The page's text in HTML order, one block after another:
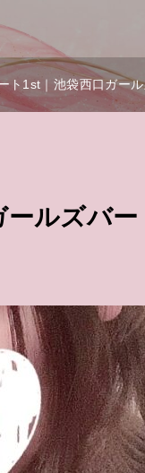
ト1st｜池袋西口ガー
ールズバー